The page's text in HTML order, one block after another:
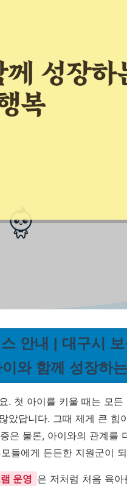
안내 | 대구시
와 함께 성장하는
. 첫 아이를 키울 때는 모
았답니다. 그때 제게 큰 힘
은 물론, 아이와의 관계를
들에게 든든한 지원군이
운영 은 저처럼 처음 육